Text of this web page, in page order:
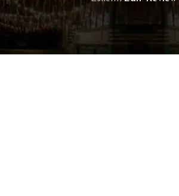
[cbxscratingreview_editreview]